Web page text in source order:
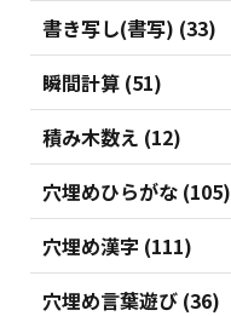
書き写し(書写) (33)
瞬間計算 (51)
積み木数え (12)
穴埋めひらがな (105)
穴埋め漢字 (111)
穴埋め言葉遊び (36)